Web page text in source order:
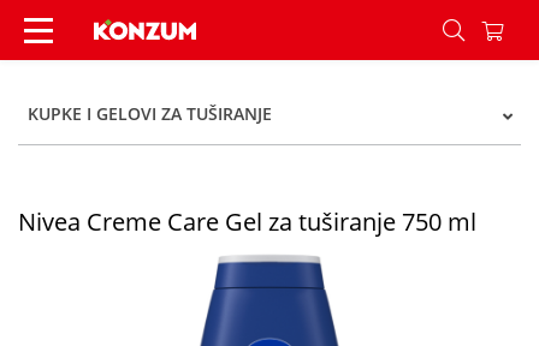
Nivea Creme Care Gel za tuširanje 750 ml -
KUPKE I GELOVI ZA TUŠIRANJE
Nivea Creme Care Gel za tuširanje 750 ml